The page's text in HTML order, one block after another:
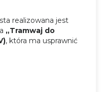
realizowana jest
„Tramwaj do
, która ma usprawnić